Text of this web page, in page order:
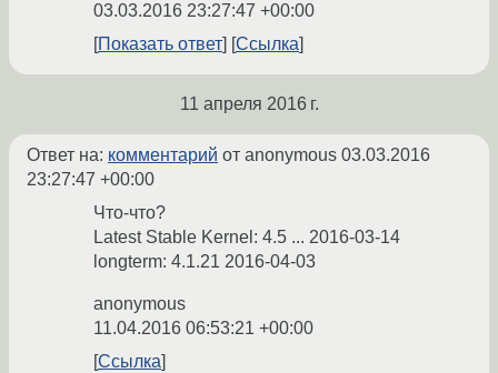
03.03.2016 23:27:47 +00:00
Показать ответ
Ссылка
11 апреля 2016 г.
Ответ на: комментарий от anonymous 03.03.2016
23:27:47 +00:00
Что-что?
Latest Stable Kernel: 4.5 ... 2016-03-14
longterm: 4.1.21 2016-04-03
anonymous
11.04.2016 06:53:21 +00:00
Ссылка